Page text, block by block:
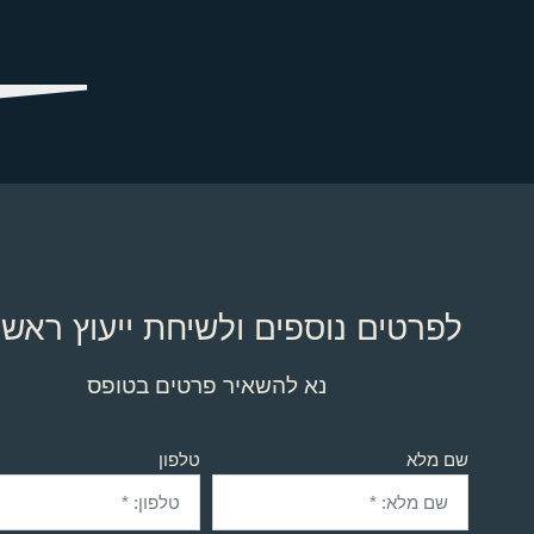
לפרטים נוספים ולשיחת ייעוץ
נא להשאיר פרטים בטופס
שם מלא טלפון